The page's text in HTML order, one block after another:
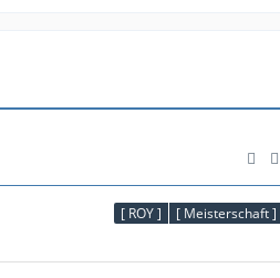
[ ROY ] [ Meisterschaft ]